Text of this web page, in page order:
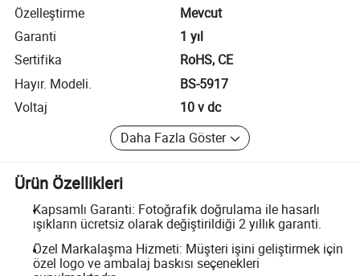
Özelleştirme
Mevcut
Garanti
1 yıl
Sertifika
RoHS, CE
Hayır. Modeli.
BS-5917
Voltaj
10 v dc
Daha Fazla Göster
Ürün Özellikleri
Kapsamlı Garanti: Fotoğrafik doğrulama ile hasarlı
ışıkların ücretsiz olarak değiştirildiği 2 yıllık garanti.
Özel Markalaşma Hizmeti: Müşteri işini geliştirmek için
özel logo ve ambalaj baskısı seçenekleri